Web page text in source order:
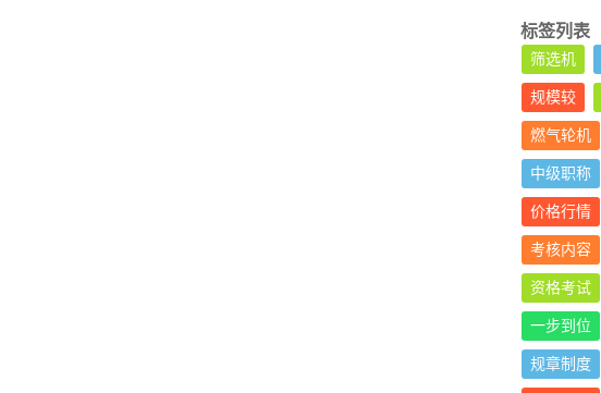
标签列表
筛选机
规模较
燃气轮机
中级职称
价格行情
考核内容
资格考试
一步到位
规章制度